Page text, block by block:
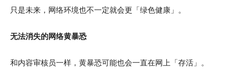
只是未来，网络环境也不一定就会更「绿色健康」。
无法消失的网络黄暴恐
和内容审核员一样，黄暴恐可能也会一直在网上「存活」。